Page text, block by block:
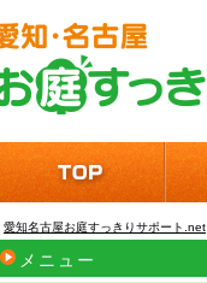
愛知名古屋お庭すっきりサポート.net
メニュー